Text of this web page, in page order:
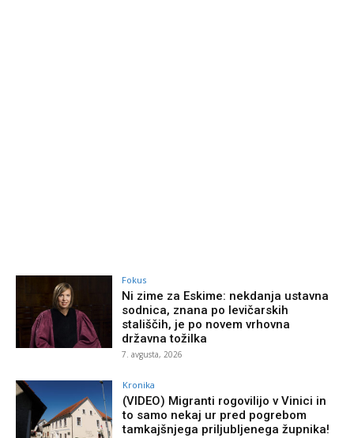
Fokus
Ni zime za Eskime: nekdanja ustavna
sodnica, znana po levičarskih
stališčih, je po novem vrhovna
državna tožilka
7. avgusta, 2026
Kronika
(VIDEO) Migranti rogovilijo v Vinici in
to samo nekaj ur pred pogrebom
tamkajšnjega priljubljenega župnika!